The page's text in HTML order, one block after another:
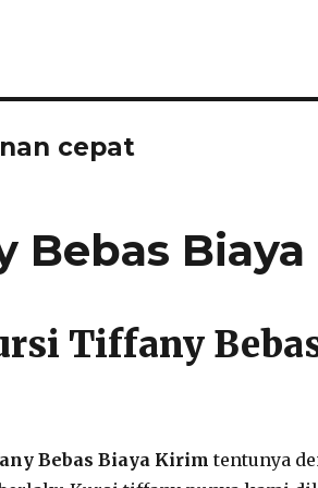
cepat
Bebas
Tiffany
Bebas Biaya Kirim tentunya